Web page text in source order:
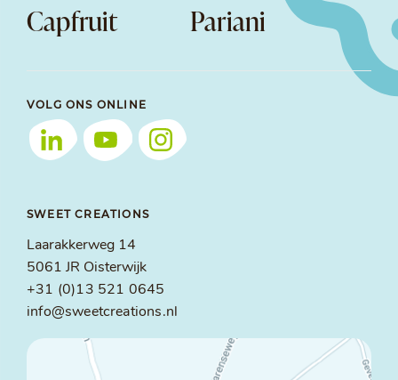
Capfruit
Pariani
VOLG ONS ONLINE
SWEET CREATIONS
Laarakkerweg 14
5061 JR Oisterwijk
+31 (0)13 521 0645
info@sweetcreations.nl